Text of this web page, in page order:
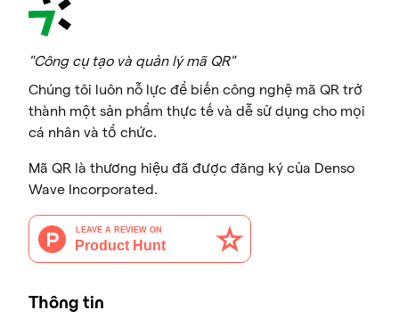
"Công cụ tạo và quản lý mã QR"
Chúng tôi luôn nỗ lực để biến công nghệ mã QR trở
thành một sản phẩm thực tế và dễ sử dụng cho mọi
cá nhân và tổ chức.
Mã QR là thương hiệu đã được đăng ký của Denso
Wave Incorporated.
Thông tin